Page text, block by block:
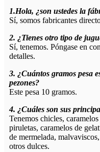
1.Hola, ¿son ustedes la
Sí, somos fabricantes
2. ¿Tienes otro tipo de
Sí, tenemos. Póngase en
detalles.
3. ¿Cuántos gramos pesa
pezones?
Este pesa 10 gramos.
4. ¿Cuáles son sus
Tenemos chicles,
piruletas, caramelos de
de mermelada,
otros dulces.